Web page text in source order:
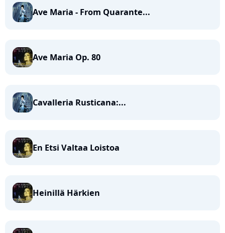
Ave Maria - From Quarante...
Ave Maria Op. 80
Cavalleria Rusticana:...
En Etsi Valtaa Loistoa
Heinillä Härkien